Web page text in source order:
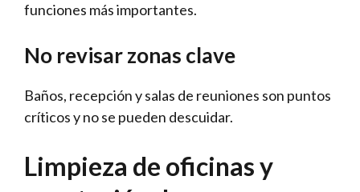
funciones más importantes.
No revisar zonas clave
Baños, recepción y salas de reuniones son puntos
críticos y no se pueden descuidar.
Limpieza de oficinas y